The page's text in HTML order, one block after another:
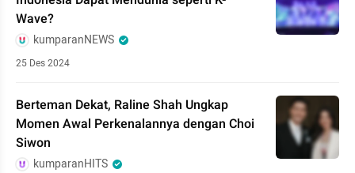
Wave?
kumparanNEWS
25 Des 2024
Berteman Dekat, Raline Shah Ungkap
Momen Awal Perkenalannya dengan Choi
Siwon
kumparanHITS